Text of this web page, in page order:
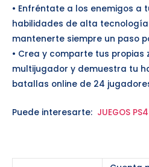
• Enfréntate a los enemigos a
habilidades de alta
mantenerte siempre un paso
• Crea y comparte tus propias
multijugador y demuestra tu
batallas online de 24
Puede interesarte: JUEGOS